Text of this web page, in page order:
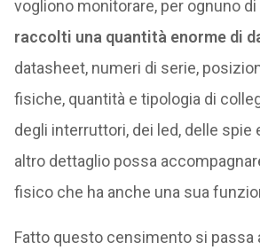
vogliono monitorare, per ognuno
raccolti una quantità enorme di
datasheet, numeri di serie,
fisiche, quantità e tipologia di
degli interruttori, dei led, delle spie
altro dettaglio possa
fisico che ha anche una sua
Fatto questo censimento si passa